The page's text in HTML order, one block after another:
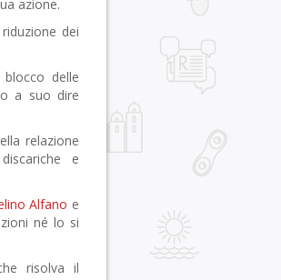
azione.
dei
delle
a suo dire
relazione
e
Alfano e
né lo si
risolva il